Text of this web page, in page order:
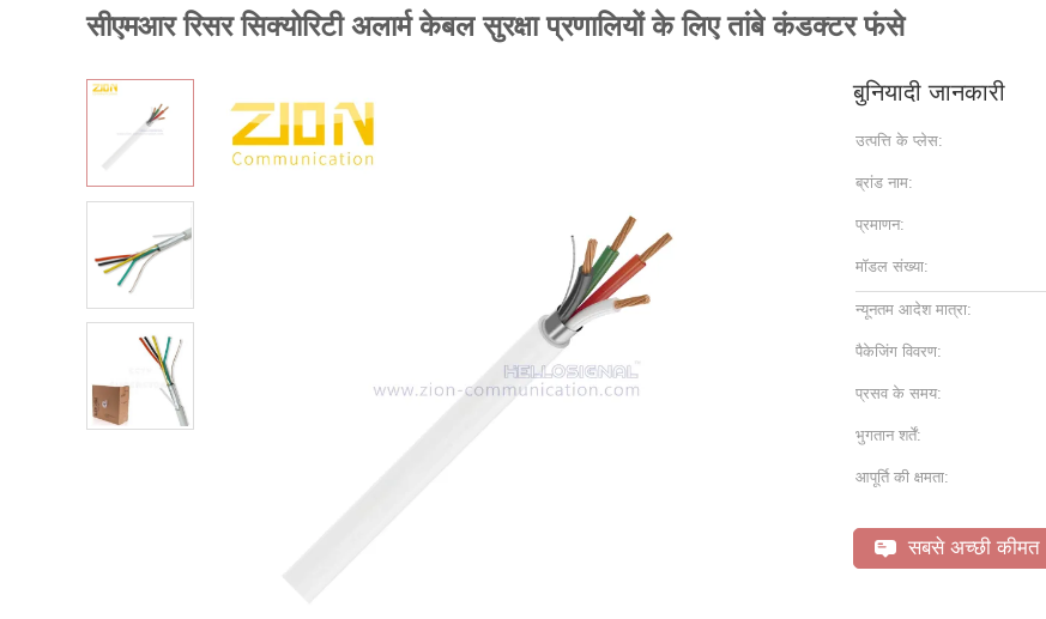
सीएमआर रिसर सिक्योरिटी अलार्म केबल सुरक्षा प्रणालियों के लिए तांबे कंडक्टर फंसे
बुनियादी जानकारी
उत्पत्ति के प्लेस:
ब्रांड नाम:
प्रमाणन:
मॉडल संख्या:
न्यूनतम आदेश मात्रा:
पैकेजिंग विवरण:
प्रसव के समय:
भुगतान शर्तें:
आपूर्ति की क्षमता:
सबसे अच्छी कीमत